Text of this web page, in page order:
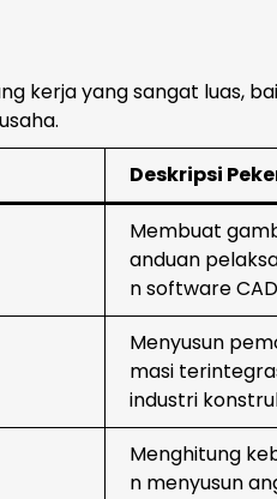
kerja yang sangat luas,
Deskripsi
Membuat
anduan
n software
Menyusun
masi
industri
Menghitung
n menyusun